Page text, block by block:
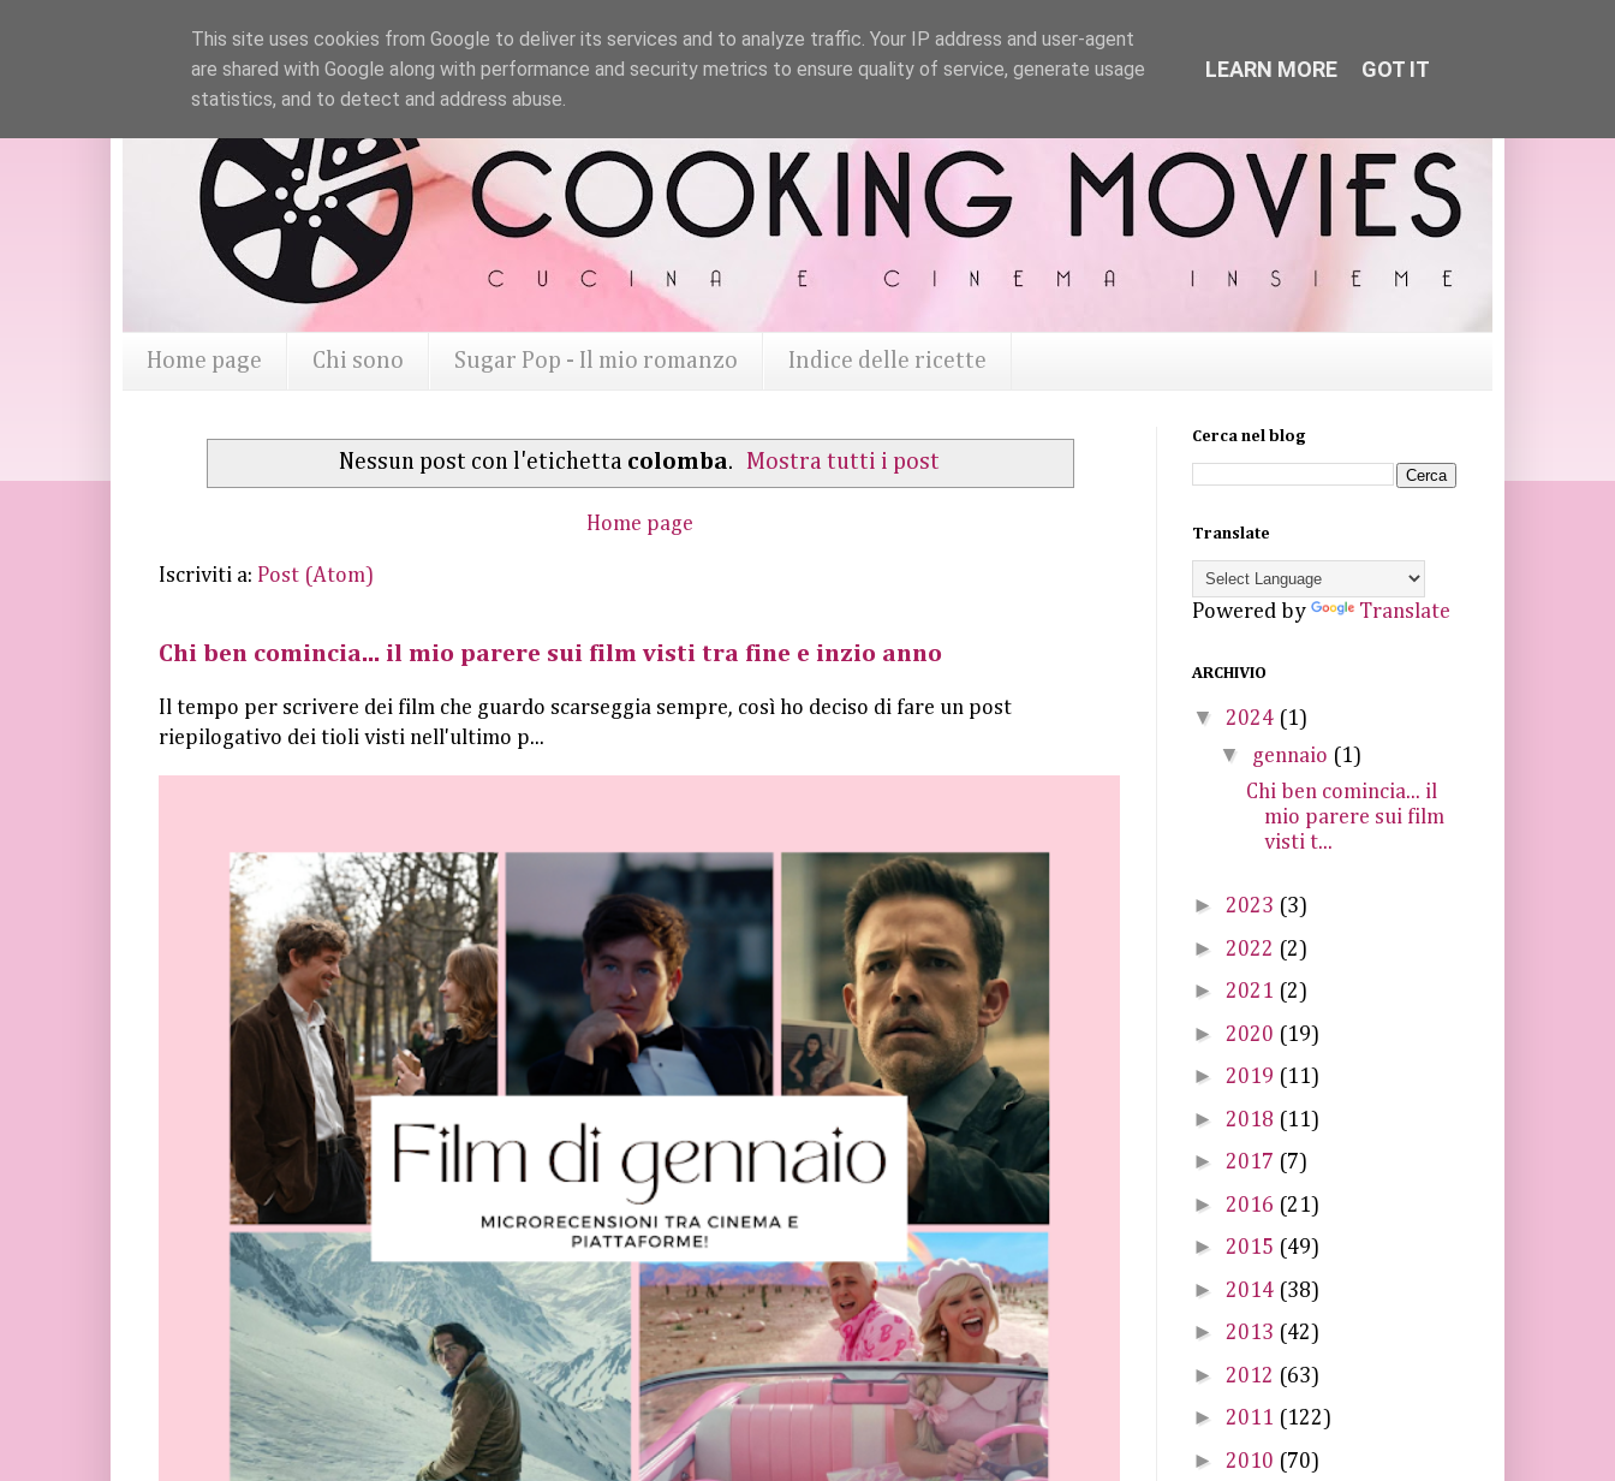
Home page Chi sono Sugar Pop - Il mio romanzo Indice delle ricette
Nessun post con l'etichetta colomba. Mostra tutti i post
Home page
Iscriviti a: Post (Atom)
Chi ben comincia... il mio parere sui film visti tra fine e inzio anno
Il tempo per scrivere dei film che guardo scarseggia sempre, così ho deciso di fare un post
riepilogativo dei tioli visti nell'ultimo p...
Cerca nel blog
Translate
Powered by Translate
ARCHIVIO
▼ 2024 (1)
▼ gennaio (1)
Chi ben comincia... il
mio parere sui film
visti t...
► 2023 (3)
► 2022 (2)
► 2021 (2)
► 2020 (19)
► 2019 (11)
► 2018 (11)
► 2017 (7)
► 2016 (21)
► 2015 (49)
► 2014 (38)
► 2013 (42)
► 2012 (63)
► 2011 (122)
► 2010 (70)
This site uses cookies from Google to deliver its services and to analyze traffic. Your IP address and user-agent
are shared with Google along with performance and security metrics to ensure quality of service, generate usage
statistics, and to detect and address abuse.
LEARN MORE GOT IT